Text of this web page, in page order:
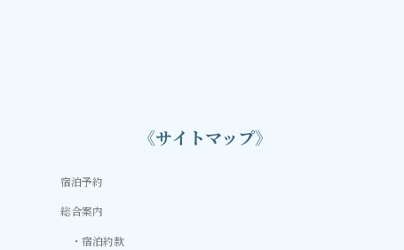
《サイトマップ》
宿泊予約
総合案内
宿泊約款